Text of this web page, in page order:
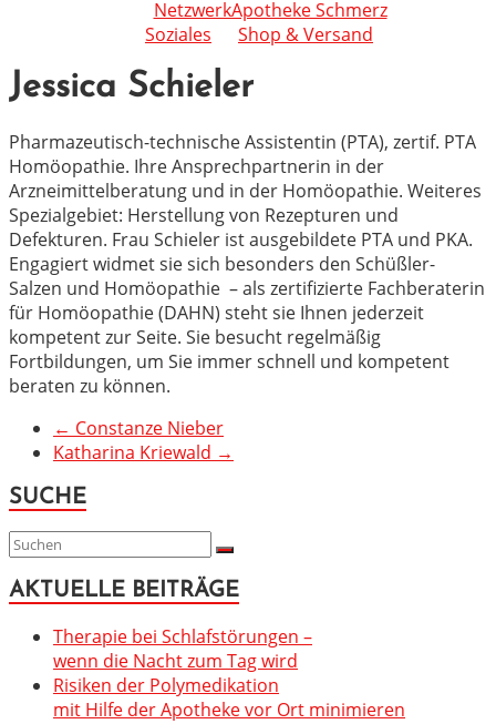
NetzwerkApotheke Schmerz
Soziales
Shop & Versand
Jessica Schieler
Pharmazeutisch-technische Assistentin (PTA), zertif. PTA
Homöopathie. Ihre Ansprechpartnerin in der
Arzneimittelberatung und in der Homöopathie. Weiteres
Spezialgebiet: Herstellung von Rezepturen und
Defekturen. Frau Schieler ist ausgebildete PTA und PKA.
Engagiert widmet sie sich besonders den Schüßler-
Salzen und Homöopathie – als zertifizierte Fachberaterin
für Homöopathie (DAHN) steht sie Ihnen jederzeit
kompetent zur Seite. Sie besucht regelmäßig
Fortbildungen, um Sie immer schnell und kompetent
beraten zu können.
← Constanze Nieber
Katharina Kriewald →
SUCHE
AKTUELLE BEITRÄGE
Therapie bei Schlafstörungen –
wenn die Nacht zum Tag wird
Risiken der Polymedikation
mit Hilfe der Apotheke vor Ort minimieren